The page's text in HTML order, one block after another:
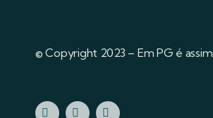
© Copyright 2023 – Em PG é assim